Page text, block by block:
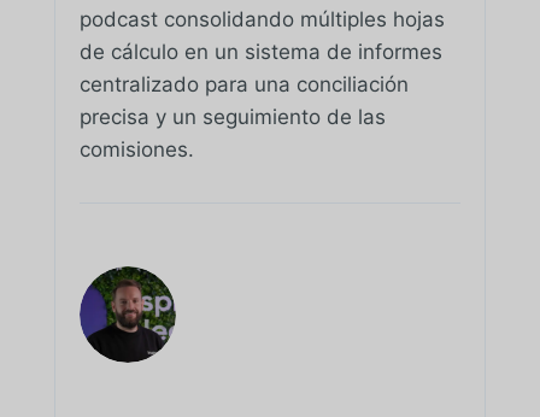
podcast consolidando múltiples hojas
de cálculo en un sistema de informes
centralizado para una conciliación
precisa y un seguimiento de las
comisiones.